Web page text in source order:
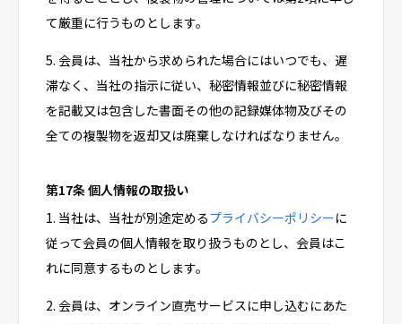
て厳重に行うものとします。
5. 会員は、当社から求められた場合にはいつでも、遅
滞なく、当社の指示に従い、秘密情報並びに秘密情報
を記載又は包含した書面その他の記録媒体物及びその
全ての複製物を返却又は廃棄しなければなりません。
第17条 個人情報の取扱い
1. 当社は、当社が別途定めるプライバシーポリシーに
従って会員の個人情報を取り扱うものとし、会員はこ
れに同意するものとします。
2. 会員は、オンライン直売サービスに申し込むにあた